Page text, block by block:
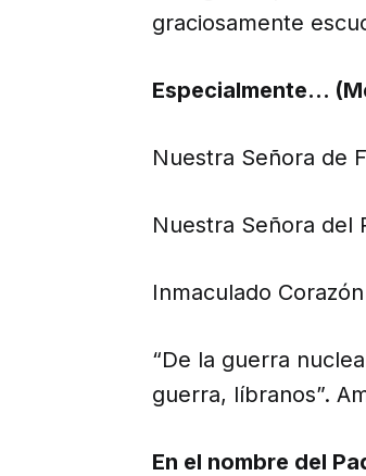
graciosamente
Especialmente…
Nuestra Señora de
Nuestra Señora del
Inmaculado
“De la guerra
guerra, líbranos”.
En el nombre del